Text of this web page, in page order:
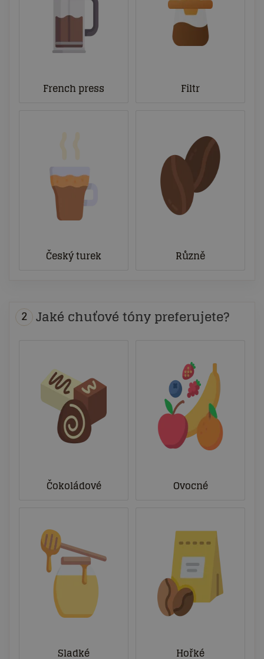
French press Filtr
Český turek Různě
2 Jaké chuťové tóny preferujete?
Čokoládové Ovocné
Sladké Hořké